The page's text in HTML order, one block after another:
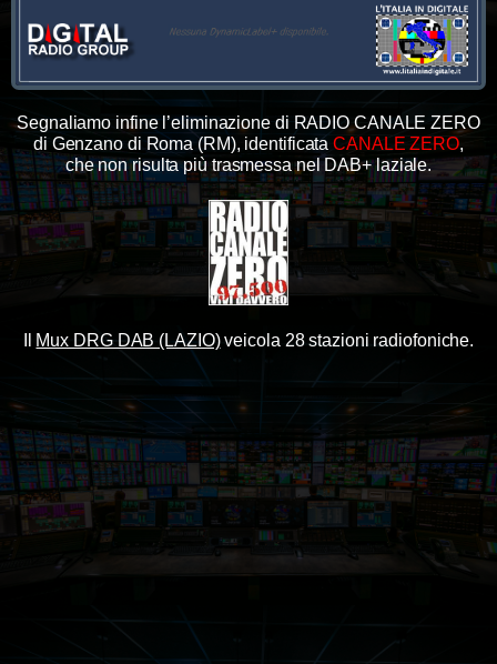
Segnaliamo infine l’eliminazione di RADIO CANALE ZERO
di Genzano di Roma (RM), identificataCANALE ZERO,
che non risulta più trasmessa nel DAB+ laziale.
Mux DRG DAB (LAZIO)veicola 28 stazioni radiofoniche.